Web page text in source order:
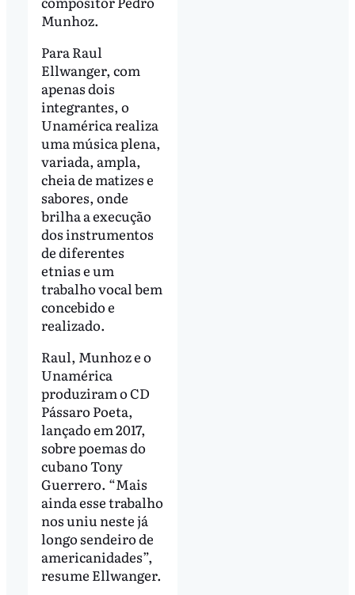
Munhoz.
Para Raul
Ellwanger, com
apenas dois
integrantes, o
Unamérica realiza
uma música plena,
variada, ampla,
cheia de matizes e
sabores, onde
brilha a execução
dos instrumentos
de diferentes
etnias e um
trabalho vocal bem
concebido e
realizado.
Raul, Munhoz e o
Unamérica
produziram o CD
Pássaro Poeta,
lançado em 2017,
sobre poemas do
cubano Tony
Guerrero. “Mais
ainda esse trabalho
nos uniu neste já
longo sendeiro de
americanidades”,
resume Ellwanger.